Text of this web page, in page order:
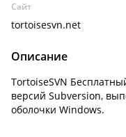
Сайт
tortoisesvn.net
Описание
TortoiseSVN
версий Subversion,
оболочки Windows.